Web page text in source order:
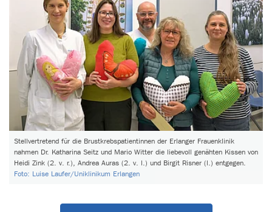
Stellvertretend für die Brustkrebspatientinnen der Erlanger Frauenklinik
nahmen Dr. Katharina Seitz und Mario Witter die liebevoll genähten Kissen von
Heidi Zink (2. v. r.), Andrea Auras (2. v. l.) und Birgit Risner (l.) entgegen.
Foto: Luise Laufer/Uniklinikum Erlangen